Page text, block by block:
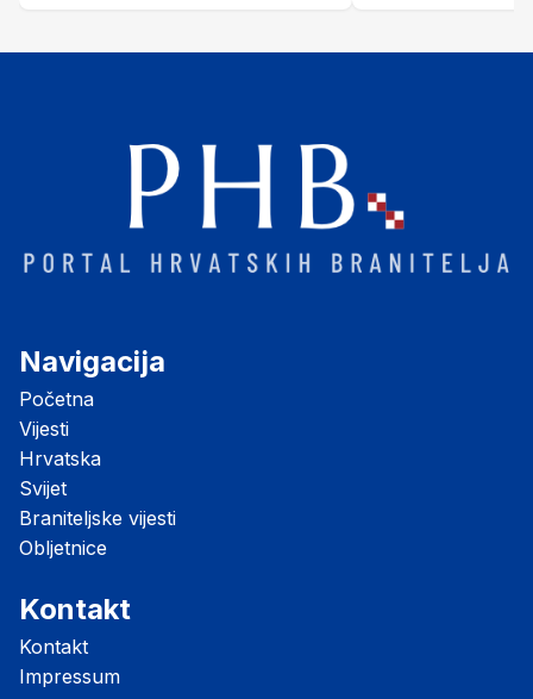
Navigacija
Početna
Vijesti
Hrvatska
Svijet
Braniteljske vijesti
Obljetnice
Kontakt
Kontakt
Impressum